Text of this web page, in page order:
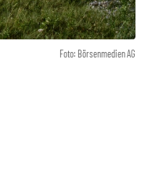
Foto: Börsenmedien AG